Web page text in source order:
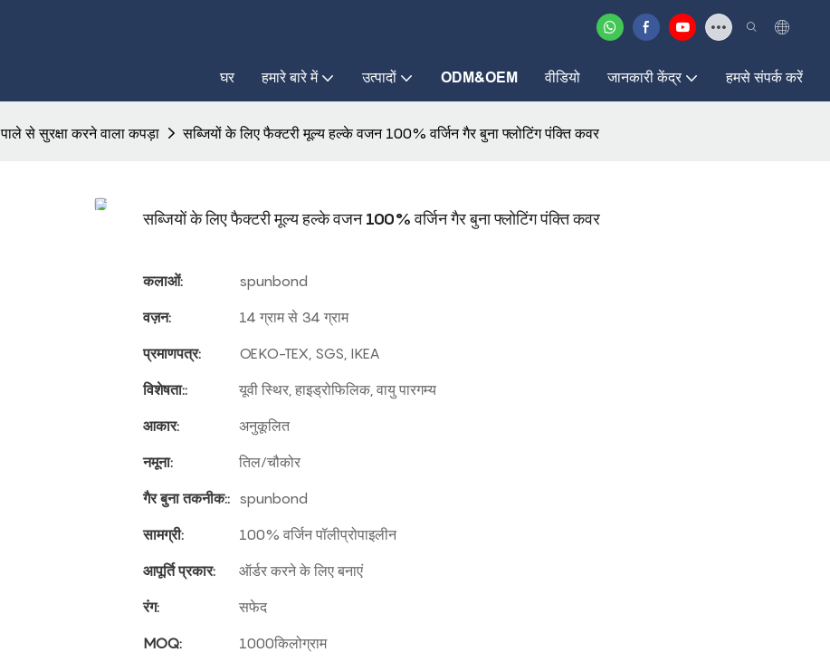
घर हमारे बारे में उत्पादों ODM&OEM वीडियो जानकारी केंद्र हमसे संपर्क करें
पाले से सुरक्षा करने वाला कपड़ा सब्जियों के लिए फैक्टरी मूल्य हल्के वजन 100% वर्जिन गैर बुना फ्लोटिंग पंक्ति कवर
सब्जियों के लिए फैक्टरी मूल्य हल्के वजन 100% वर्जिन गैर बुना फ्लोटिंग पंक्ति कवर
कलाओं:
spunbond
वज़न:
14 ग्राम से 34 ग्राम
प्रमाणपत्र:
OEKO-TEX, SGS, IKEA
विशेषता::
यूवी स्थिर, हाइड्रोफिलिक, वायु पारगम्य
आकार:
अनुकूलित
नमूना:
तिल/चौकोर
गैर बुना तकनीक:: spunbond
सामग्री:
100% वर्जिन पॉलीप्रोपाइलीन
आपूर्ति प्रकार:
ऑर्डर करने के लिए बनाएं
रंग:
सफेद
MOQ:
1000किलोग्राम